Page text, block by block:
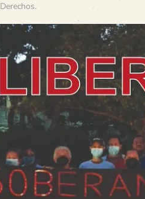
Derechos.